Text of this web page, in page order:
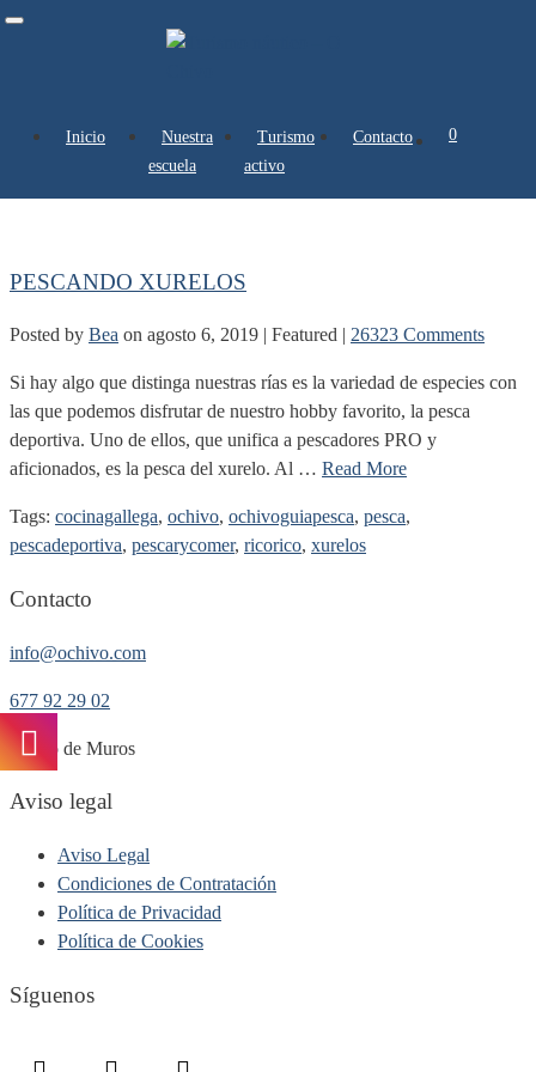
Toggle
Inicio
Nuestra
escuela
Turismo
activo
Contacto 0 artículos
PESCANDO XURELOS
Posted by Bea on agosto 6, 2019 | Featured | 26323 Comments
Si hay algo que distinga nuestras rías es la variedad de especies con
las que podemos disfrutar de nuestro hobby favorito, la pesca
deportiva. Uno de ellos, que unifica a pescadores PRO y
aficionados, es la pesca del xurelo. Al … Read More
Tags: cocinagallega, ochivo, ochivoguiapesca, pesca,
pescadeportiva, pescarycomer, ricorico, xurelos
Contacto
info@ochivo.com
677 92 29 02
Puerto de Muros
Aviso legal
Aviso Legal
Condiciones de Contratación
Política de Privacidad
Política de Cookies
Síguenos